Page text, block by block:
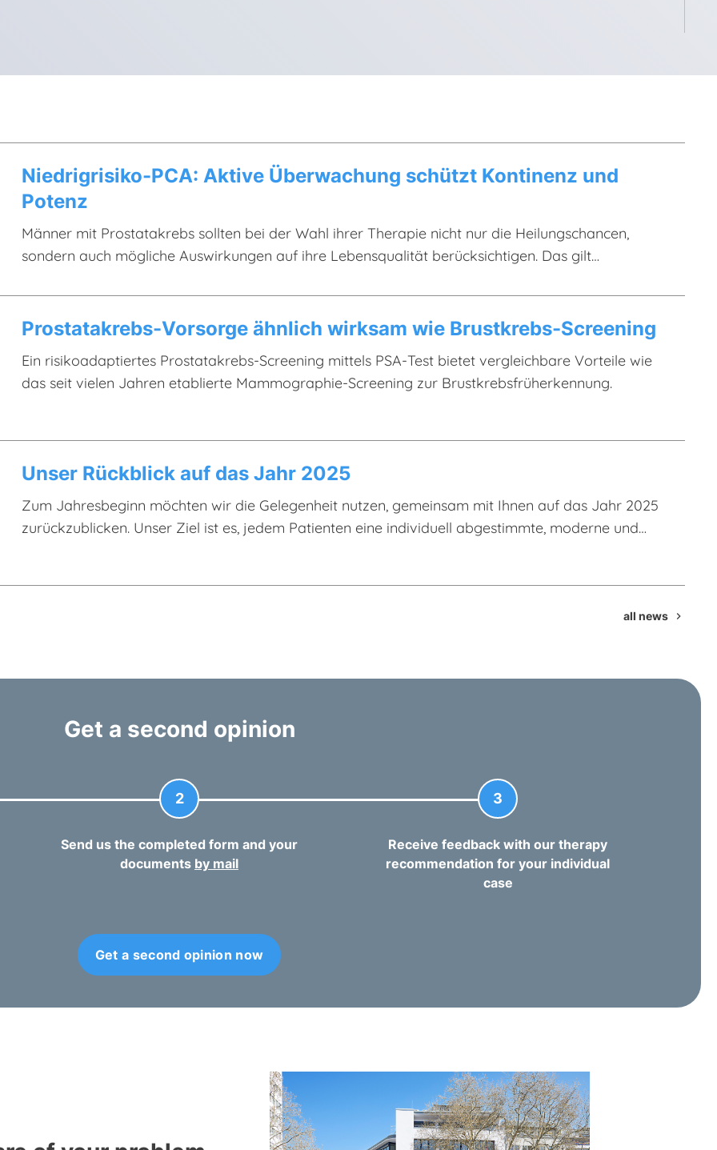
Niedrigrisiko-PCA: Aktive Überwachung schützt Kontinenz und
Potenz
Männer mit Prostatakrebs sollten bei der Wahl ihrer Therapie nicht nur die Heilungschancen,
sondern auch mögliche Auswirkungen auf ihre Lebensqualität berücksichtigen. Das gilt
Prostatakrebs-Vorsorge ähnlich wirksam wie Brustkrebs-Screening
Ein risikoadaptiertes Prostatakrebs-Screening mittels PSA-Test bietet vergleichbare Vorteile wie
das seit vielen Jahren etablierte Mammographie-Screening zur Brustkrebsfrüherkennung.
Unser Rückblick auf das Jahr 2025
Zum Jahresbeginn möchten wir die Gelegenheit nutzen, gemeinsam mit Ihnen auf das Jahr 2025
zurückzublicken. Unser Ziel ist es, jedem Patienten eine individuell abgestimmte, moderne und
all news chevron_right
Get a second opinion
2
Send us the completed form and your
documents by mail
3
Receive feedback with our therapy
recommendation for your individual
case
Get a second opinion now